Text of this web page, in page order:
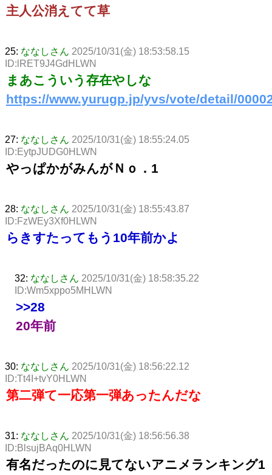
主人公消えてて草
25: ななしさん 2025/10/31(金) 18:53:58.15
ID:lRET9J4GdHLWN
まあこういう存在やしな
https://www.yurugp.jp/yvs/vote/detail/
27: ななしさん 2025/10/31(金) 18:55:24.05
ID:EytpJUDG0HLWN
やっぱかがみんがＮｏ．1
28: ななしさん 2025/10/31(金) 18:55:43.87
ID:FzWEy3Xf0HLWN
らきすたってもう10年前かよ
32: ななしさん 2025/10/31(金) 18:58:35.22
ID:Wm5xppo5MHLWN
>>28
20年前
30: ななしさん 2025/10/31(金) 18:56:22.12
ID:Tt4I+tvY0HLWN
第二弾て一応第一弾あったんだな
31: ななしさん 2025/10/31(金) 18:56:56.38
ID:BlsujBAq0HLWN
有名だったのに見てないアニメランキング1